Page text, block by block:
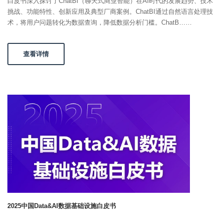
挑战、功能特性、创新应用及典型厂商案例。ChatBI通过自然语言处理技
术，将用户问题转化为数据查询，降低数据分析门槛。ChatB……
查看详情
2025中国Data&AI数据基础设施白皮书